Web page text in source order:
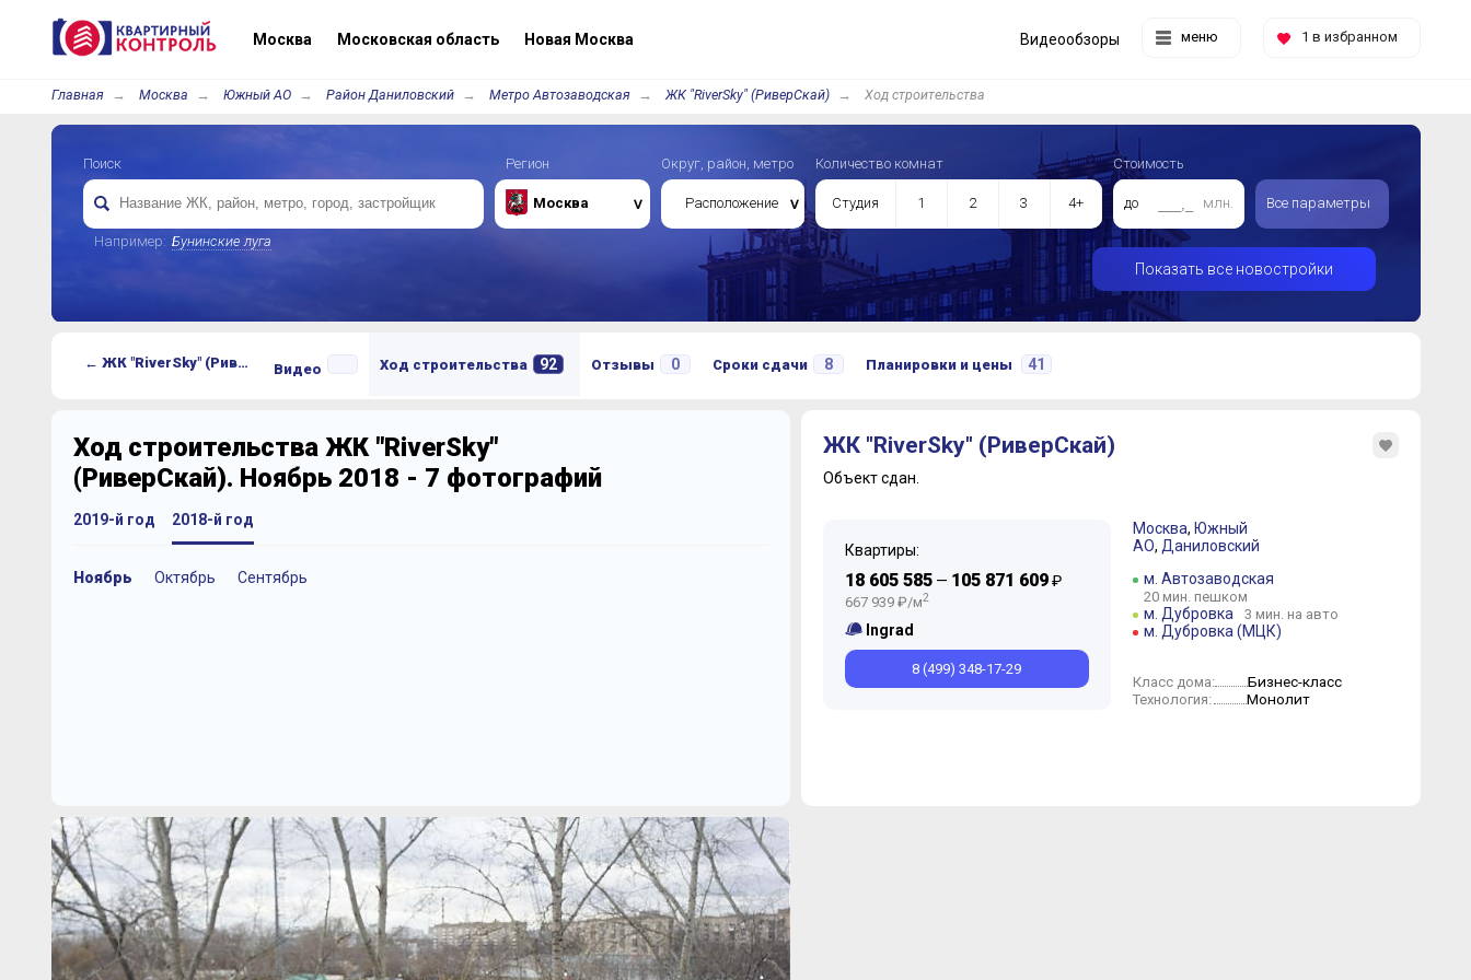
Москва Московская область Новая Москва меню 1 в избранном
Видеообзоры
Главная Москва Южный АО Район Даниловский Метро Автозаводская ЖК "RiverSky" (РиверСкай) Ход строительства
Поиск
Например: Бунинские луга
Регион
Москва
Округ, район, метро
Расположение
Количество комнат
Студия 1 2 3 4+
Стоимость
до млн. Все параметры
Показать все новостройки
← ЖК "RiverSky" (РиверСкай) Видео Ход строительства 92 Отзывы 0 Сроки сдачи 8 Планировки и цены 41
Ход строительства ЖК "RiverSky"
(РиверСкай). Ноябрь 2018 - 7 фотографий
2019-й год
Декабрь Октябрь Ноябрь Июнь Апрель Март
2018-й год
Ноябрь Октябрь Сентябрь
ЖК "RiverSky" (РиверСкай)
Объект сдан.
Квартиры:
18 605 585— 105 871 609₽
667 939 ₽/м2
Ingrad
8 (499) 348-17-29
Москва, Южный
АО, Даниловский
м. Автозаводская
20 мин. пешком
м. Дубровка 3 мин. на авто
м. Дубровка (МЦК)
Класс дома: Бизнес-класс
Технология: Монолит